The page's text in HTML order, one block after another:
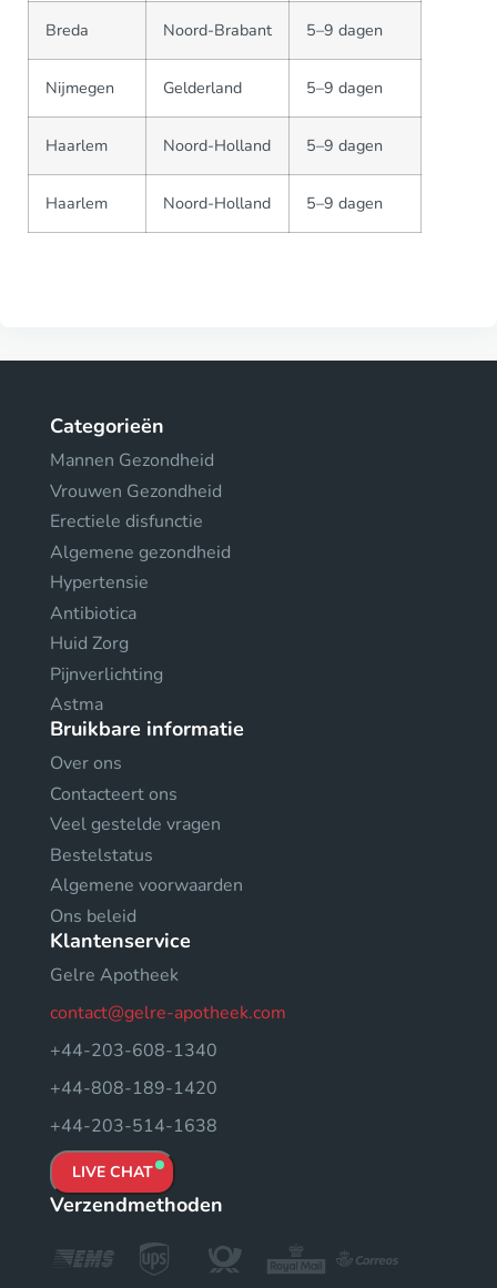
Breda Noord-Brabant 5–9 dagen
Nijmegen Gelderland 5–9 dagen
Haarlem Noord-Holland 5–9 dagen
Haarlem Noord-Holland 5–9 dagen
Categorieën
Mannen Gezondheid
Vrouwen Gezondheid
Erectiele disfunctie
Algemene gezondheid
Hypertensie
Antibiotica
Huid Zorg
Pijnverlichting
Astma
Bruikbare informatie
Over ons
Contacteert ons
Veel gestelde vragen
Bestelstatus
Algemene voorwaarden
Ons beleid
Klantenservice
Gelre Apotheek
contact@gelre-apotheek.com
+44-203-608-1340
+44-808-189-1420
+44-203-514-1638
LIVE CHAT
Verzendmethoden